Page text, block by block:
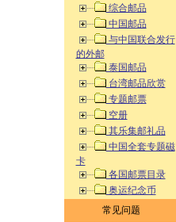
综合邮品
中国邮品
与中国联合发行
的外邮
泰国邮品
台湾邮品欣赏
专题邮票
空册
其乐集邮礼品
中国全套专题磁
卡
各国邮票目录
奥运纪念币
常见问题